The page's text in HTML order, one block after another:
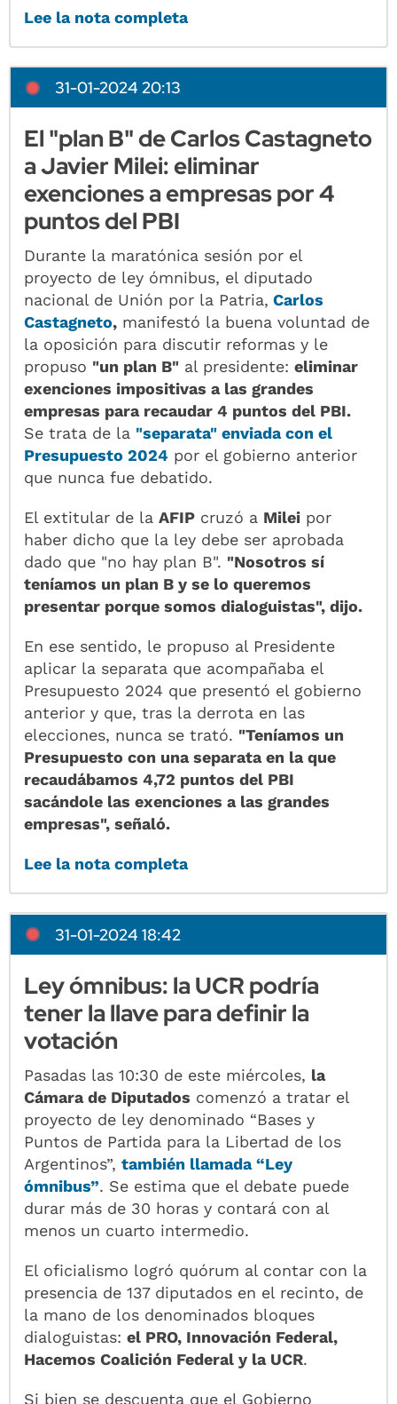
Lee la nota completa
31-01-2024 20:13
El "plan B" de Carlos Castagneto
a Javier Milei: eliminar
exenciones a empresas por 4
puntos del PBI
Durante la maratónica sesión por el
proyecto de ley ómnibus, el diputado
nacional de Unión por la Patria, Carlos
Castagneto, manifestó la buena voluntad de
la oposición para discutir reformas y le
propuso "un plan B" al presidente:eliminar
exenciones impositivas a las grandes
empresas para recaudar 4 puntos del PBI.
Se trata de la "separata" enviada con el
Presupuesto 2024 por el gobierno anterior
que nunca fue debatido.
El extitular de laAFIP cruzó a Milei por
haber dicho que la ley debe ser aprobada
dado que "no hay plan B". "Nosotros sí
teníamos un plan B y se lo queremos
presentar porque somos dialoguistas", dijo.
En ese sentido, le propuso al Presidente
aplicar la separata que acompañaba el
Presupuesto 2024 que presentó el gobierno
anterior y que, tras la derrota en las
elecciones, nunca se trató. "Teníamos un
Presupuesto con una separata en la que
recaudábamos 4,72 puntos del PBI
sacándole las exenciones a las grandes
empresas", señaló.
Lee la nota completa
31-01-2024 18:42
Ley ómnibus: la UCR podría
tener la llave para definir la
votación
Pasadas las 10:30 de este miércoles, la
Cámara de Diputados comenzó a tratar el
proyecto de ley denominado “Bases y
Puntos de Partida para la Libertad de los
Argentinos”,también llamada “Ley
ómnibus”. Se estima que el debate puede
durar más de 30 horas y contará con al
menos un cuarto intermedio.
El oficialismo logró quórum al contar con la
presencia de 137 diputados en el recinto, de
la mano de los denominados bloques
dialoguistas:el PRO, Innovación Federal,
Hacemos Coalición Federal y la UCR.
Si bien se descuenta que el Gobierno